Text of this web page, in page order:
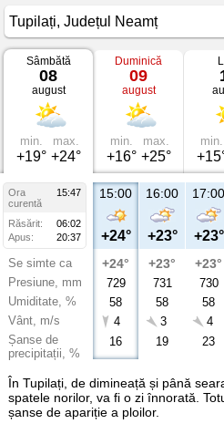
Vremea
Tupilați
Județul
Neamț
Sâmbătă
08
august
min.
+19°
max.
+24°
Duminică
09
august
min.
+16°
max.
+25°
min.
Ora
15:47
curentă
Răsărit:
06:02
Apus:
20:37
Se simte ca
Presiune, mm
Umiditate, %
Vânt, m/s
Șanse de
precipitații, %
15:00
+24°
+24°
729
58
4
16
16:00
+23°
+23°
731
58
3
19
17:00
+23°
+23°
730
58
4
23
În Tupilați, de dimineață și până
spatele norilor, va fi o zi înnorată.
șanse de apariție a ploilor.